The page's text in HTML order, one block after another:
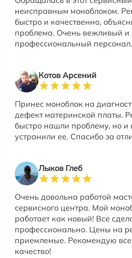
неисправным моноблоком.
быстро и качественно,
проблема. Очень вежливый и
профессиональный
Котов Арсений
Принес моноблок на
дефект материнской платы.
быстро нашли проблему, но и
устранили ее. Спасибо за
Лыков Глеб
Очень довольна работой
сервисного центра. Мой
работает как новый! Все
профессионально. Цены на
приемлемые. Рекомендую
качество!